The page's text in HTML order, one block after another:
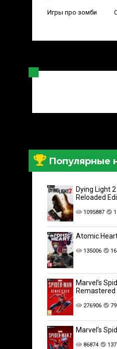
Игры про зомби
Популярные
Dying Light
Reloaded
1095887
Atomic
135006
Marvel’s
Remastered
276906
Marvel’s
86874